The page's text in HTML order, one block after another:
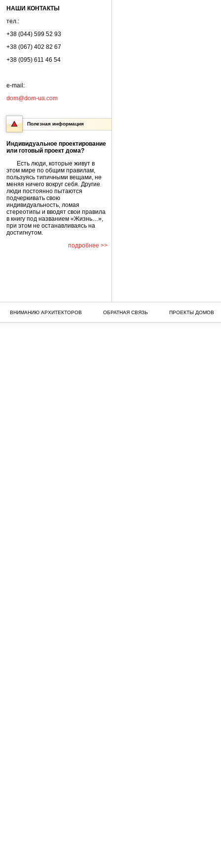
НАШИ КОНТАКТЫ
тел.:
+38 (044) 599 52 93
+38 (067) 402 82 67
+38 (095) 611 46 54
e-mail:
dom@dom-ua.com
Полезная информация
Индивидуальное проектирование
или готовый проект дома?
Есть люди, которые живут в
этом мире по общим правилам,
пользуясь типичными вещами, не
меняя ничего вокруг себя. Другие
люди постоянно пытаются
подчеркивать свою
индивидуальность, ломая
стереотипы и вводят свои правила
в книгу под названием «Жизнь…»,
при этом не останавливаясь на
достигнутом.
подробнее >>
ВНИМАНИЮ АРХИТЕКТОРОВ ОБРАТНАЯ СВЯЗЬ ПРОЕКТЫ ДОМОВ